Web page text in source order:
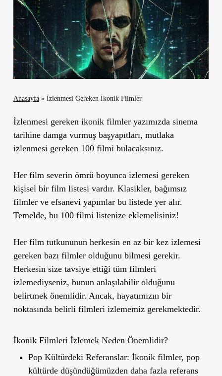
Anasayfa» İzlenmesi Gereken İkonik Filmler
İzlenmesi gereken ikonik filmler yazımızda sinema
tarihine damga vurmuş başyapıtları, mutlaka
izlenmesi gereken 100 filmi bulacaksınız.
Her film severin ömrü boyunca izlemesi gereken
kişisel bir film listesi vardır. Klasikler, bağımsız
filmler ve efsanevi yapımlar bu listede yer alır.
Temelde, bu 100 filmi listenize eklemelisiniz!
Her film tutkununun herkesin en az bir kez izlemesi
gereken bazı filmler olduğunu bilmesi gerekir.
Herkesin size tavsiye ettiği tüm filmleri
izlemediyseniz, bunun anlaşılabilir olduğunu
belirtmek önemlidir. Ancak, hayatımızın bir
noktasında belirli filmleri izlememiz gerekmektedir.
İkonik Filmleri İzlemek Neden Önemlidir?
Pop Kültürdeki Referanslar: İkonik filmler, pop
kültürde düşündüğümüzden daha fazla referans